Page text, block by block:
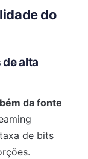
do
alta
da fonte
de bits